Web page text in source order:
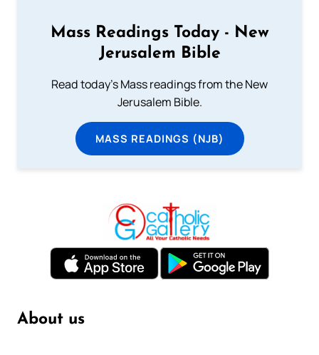
Mass Readings Today - New
Jerusalem Bible
Read today's Mass readings from the New
Jerusalem Bible.
MASS READINGS (NJB)
About us